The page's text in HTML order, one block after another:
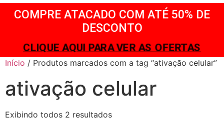
COMPRE ATACADO COM ATÉ 50% DE
DESCONTO
CLIQUE AQUI PARA VER AS OFERTAS
Início / Produtos marcados com a tag “ativação celular”
ativação celular
Exibindo todos 2 resultados